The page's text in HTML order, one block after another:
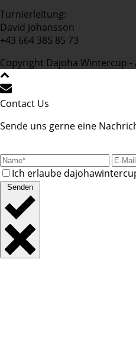
Turnierleitung:
David Johansson
+43 664 385 85 73
Copyright Dajoha Wintercup -
Contact Us
Sende uns gerne eine
Ich erlaube
Senden